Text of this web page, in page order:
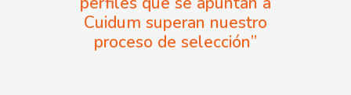
Cuidum superan nuestro
proceso de selección”